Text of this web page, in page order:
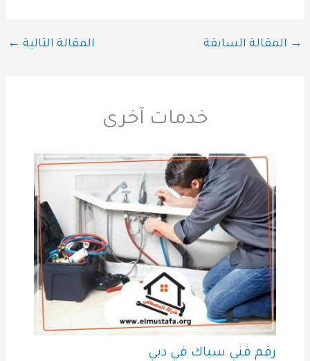
→ المقالة السابقة المقالة التالية ←
خدمات آخرى
رقم فني سباك في دبي